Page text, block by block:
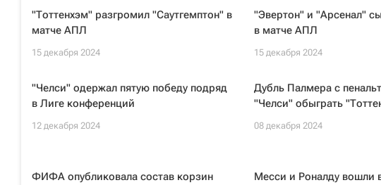
"Тоттенхэм" разгромил "Саутгемптон" в
матче АПЛ
15 декабря 2024
"Эвертон" и "Арсенал"
в матче АПЛ
15 декабря 2024
"Челси" одержал пятую победу подряд
в Лиге конференций
12 декабря 2024
Дубль Палмера с
"Челси" обыграть
08 декабря 2024
ФИФА опубликовала состав корзин
Месси и Роналду вошли